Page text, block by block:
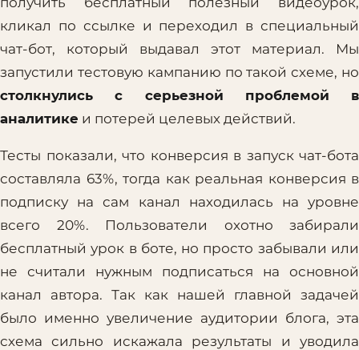
кликал по ссылке и переходил в специальный
чат-бот, который выдавал этот материал. Мы
запустили тестовую кампанию по такой схеме, но
столкнулись с серьезной проблемой в
аналитике и потерей целевых действий.
Тесты показали, что конверсия в запуск чат-бота
составляла 63%, тогда как реальная конверсия в
подписку на сам канал находилась на уровне
всего 20%. Пользователи охотно забирали
бесплатный урок в боте, но просто забывали или
не считали нужным подписаться на основной
канал автора. Так как нашей главной задачей
было именно увеличение аудитории блога, эта
схема сильно искажала результаты и уводила